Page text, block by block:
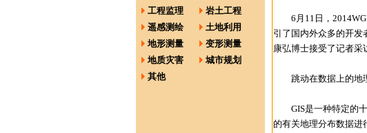
工程监理
岩土工程
遥感测绘
土地利用
地形测量
变形测量
地质灾害
城市规划
其他
6月11日，
引了国内外众多的开发
康弘博士接受了记者采
跳动在数据上的地
GIS是一种特定的十
的有关地理分布数据进